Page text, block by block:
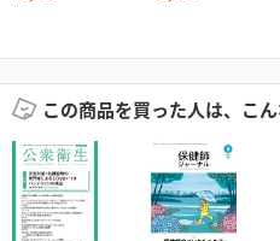
この商品を買った人は、こん